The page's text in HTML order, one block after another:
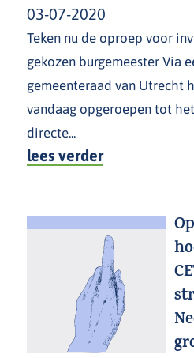
03-07-2020
Teken nu de oproep voor
gekozen burgemeester Via
gemeenteraad van Utrecht
vandaag opgeroepen tot
directe...
lees verder